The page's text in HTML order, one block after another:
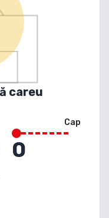
careu
Cap
0